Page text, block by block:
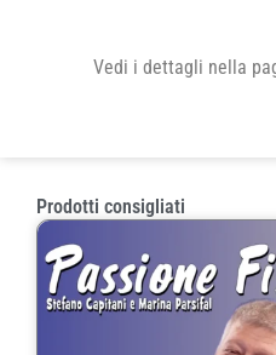
Vedi i dettagli nella
Prodotti consigliati